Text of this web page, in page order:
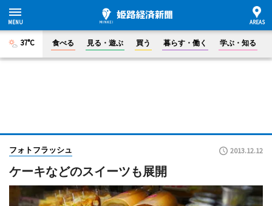
37°C 食べる 見る・遊ぶ 買う 暮らす・働く 学ぶ・知る
フォトフラッシュ 2013.12.12
ケーキなどのスイーツも展開